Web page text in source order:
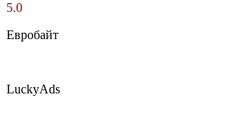
5.0
Евробайт
LuckyAds